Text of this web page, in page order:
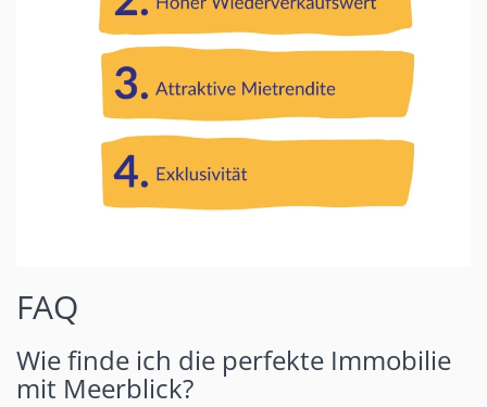
FAQ
Wie finde ich die perfekte Immobilie
mit Meerblick?